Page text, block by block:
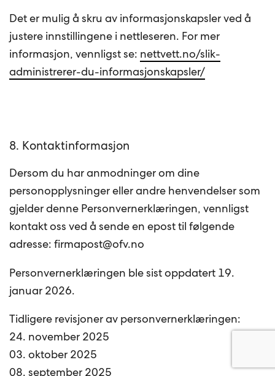
Det er mulig å skru av informasjonskapsler ved å
justere innstillingene i nettleseren. For mer
informasjon, vennligst se: nettvett.no/slik-
administrerer-du-informasjonskapsler/
8. Kontaktinformasjon
Dersom du har anmodninger om dine
personopplysninger eller andre henvendelser som
gjelder denne Personvernerklæringen, vennligst
kontakt oss ved å sende en epost til følgende
adresse: firmapost@ofv.no
Personvernerklæringen ble sist oppdatert 19.
januar 2026.
Tidligere revisjoner av personvernerklæringen:
24. november 2025
03. oktober 2025
08. september 2025